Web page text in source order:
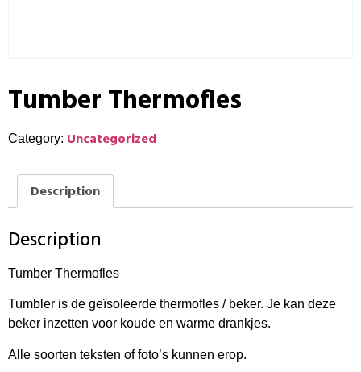
Tumber Thermofles
Category: Uncategorized
Description
Description
Tumber Thermofles
Tumbler is de geïsoleerde thermofles / beker. Je kan deze
beker inzetten voor koude en warme drankjes.
Alle soorten teksten of foto’s kunnen erop.